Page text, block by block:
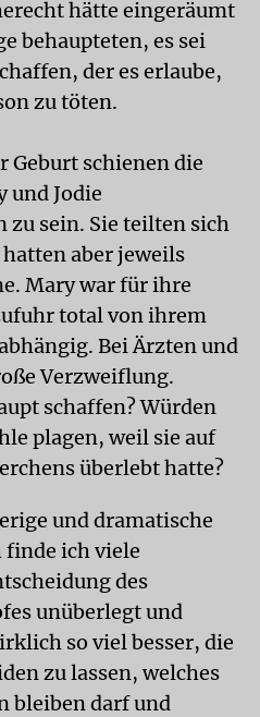
hätte eingeräumt
behaupteten, es sei
der es erlaube,
zu töten.
Geburt schienen die
und Jodie
zu sein. Sie teilten sich
aber jeweils
Mary war für ihre
total von ihrem
Bei Ärzten und
Verzweiflung.
schaffen? Würden
plagen, weil sie auf
überlebt hatte?
und dramatische
finde ich viele
des
unüberlegt und
so viel besser, die
zu lassen, welches
bleiben darf und